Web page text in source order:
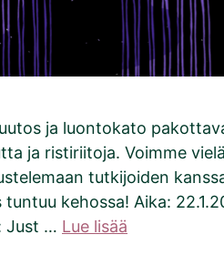
ja luontokato
ja ristiriitoja. Voimme
tutkijoiden
tuntuu kehossa! Aika:
Just … Lue lisää